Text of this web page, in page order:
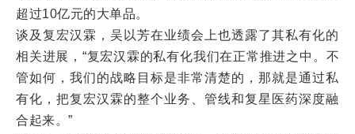
超过10亿元的大单品。
谈及复宏汉霖，吴以芳在业绩会上也透露了其私有化的
相关进展，“复宏汉霖的私有化我们在正常推进之中。不
管如何，我们的战略目标是非常清楚的，那就是通过私
有化，把复宏汉霖的整个业务、管线和复星医药深度融
合起来。”